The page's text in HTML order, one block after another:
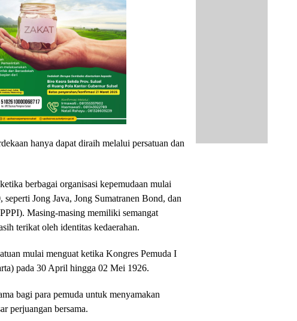
hanya dapat diraih melalui persatuan dan
berbagai organisasi kepemudaan mulai
Jong Java, Jong Sumatranen Bond, dan
Masing-masing memiliki semangat
terikat oleh identitas kedaerahan.
mulai menguat ketika Kongres Pemuda I
pada 30 April hingga 02 Mei 1926.
bagi para pemuda untuk menyamakan
perjuangan bersama.